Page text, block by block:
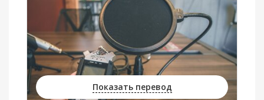
Показать перевод